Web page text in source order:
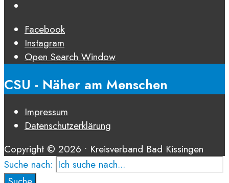
Facebook
Instagram
Open Search Window
CSU - Näher am Menschen
Impressum
Datenschutz­erklärung
Copyright © 2026 • Kreisverband Bad Kissingen
Suche nach: